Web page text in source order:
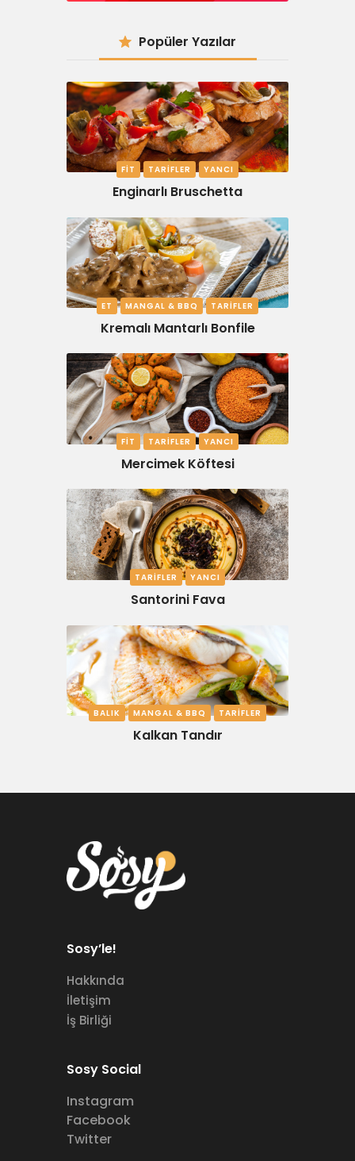
Popüler Yazılar
FIT TARIFLER YANCI
Enginarlı Bruschetta
ET MANGAL & BBQ TARIFLER
Kremalı Mantarlı Bonfile
FIT TARIFLER YANCI
Mercimek Köftesi
TARIFLER YANCI
Santorini Fava
BALIK MANGAL & BBQ TARIFLER
Kalkan Tandır
Sosy’le!
Hakkında
İletişim
İş Birliği
Sosy Social
Instagram
Facebook
Twitter